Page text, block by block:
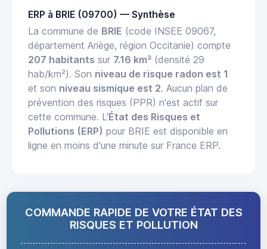
ERP à BRIE (09700) — Synthèse
La commune de BRIE (code INSEE 09067,
département Ariège, région Occitanie) compte
207 habitants sur 7.16 km² (densité 29
hab/km²). Son niveau de risque radon est 1
et son niveau sismique est 2. Aucun plan de
prévention des risques (PPR) n'est actif sur
cette commune. L'État des Risques et
Pollutions (ERP) pour BRIE est disponible en
ligne en moins d'une minute sur France ERP.
COMMANDE RAPIDE DE VOTRE ÉTAT DES
RISQUES ET POLLUTION